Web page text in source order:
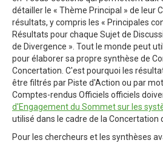
détailler le « Thème Principal » de leur
résultats, y compris les « Principales
Résultats pour chaque Sujet de
de Divergence ». Tout le monde peut
pour élaborer sa propre synthèse de
Concertation. C'est pourquoi les
être filtrés par Piste d'Action ou par
Comptes-rendus Officiels officiels
d'Engagement du Sommet sur les
utilisé dans le cadre de la Concertation
Pour les chercheurs et les synthèses